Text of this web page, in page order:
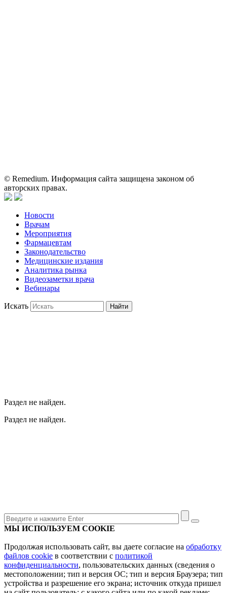
© Remedium. Информация сайта защищена законом об
авторских правах.
Новости
Врачам
Мероприятия
Фармацевтам
Законодательство
Медицинские издания
Аналитика рынка
Видеозаметки врача
Вебинары
Искать Найти
Раздел не найден.
Раздел не найден.
МЫ ИСПОЛЬЗУЕМ COOKIE
Продолжая использовать сайт, вы даете согласие на обработку
файлов cookie в соответствии с политикой
конфиденциальности, пользовательских данных (сведения о
местоположении; тип и версия ОС; тип и версия Браузера; тип
устройства и разрешение его экрана; источник откуда пришел